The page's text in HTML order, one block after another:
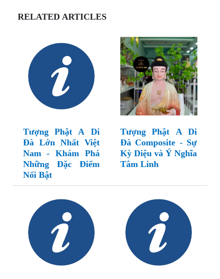
RELATED ARTICLES
Tượng Phật A Di
Đà Lớn Nhất Việt
Nam - Khám Phá
Những Đặc Điểm
Nổi Bật
Tượng Phật A Di
Đà Composite - Sự
Kỳ Diệu và Ý Nghĩa
Tâm Linh